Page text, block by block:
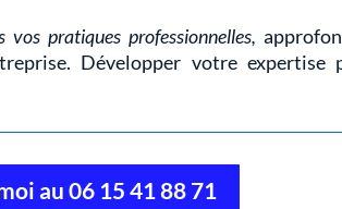
vos pratiques professionnelles,
Développer votre expertise
au 06 15 41 88 71